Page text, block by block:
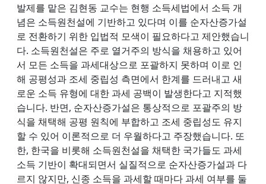
발제를 맡은 김현동 교수는 현행 소득세법에서 소득 개
념은 소득원천설에 기반하고 있다며 이를 순자산증가설
로 전환하기 위한 입법적 모색이 필요하다고 제안했습니
다. 소득원천설은 주로 열거주의 방식을 채용하고 있어
서 모든 소득을 과세대상으로 포괄하지 못하며 이로 인
해 공평성과 조세 중립성 측면에서 한계를 드러내고 새
로운 소득 유형에 대한 과세 공백이 발생한다고 지적했
습니다. 반면, 순자산증가설은 통상적으로 포괄주의 방
식을 채택해 공평 원칙에 부합하고 조세 중립성도 유지
할 수 있어 이론적으로 더 우월하다고 주장했습니다. 또
한, 한국을 비롯해 소득원천설을 채택한 국가들도 과세
소득 기반이 확대되면서 실질적으로 순자산증가설과 다
르지 않지만, 신종 소득을 과세할 때마다 과세 여부를 둘